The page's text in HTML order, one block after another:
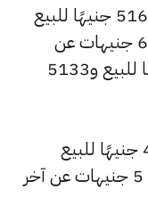
وشهد سعر عيار 22 ارتفاعًا ليصبح 5160 جنيهًا للبيع
و5139 جنيهًا للشراء، بزيادة قدرها 6 جنيهات عن
السعر السابق الذي بلغ 5160 جنيهًا للبيع و5133
وارتفع سعر عيار 21 ليصل إلى 4925 جنيهًا للبيع
و4905 جنيهًا للشراء، بزيادة قيمتها 5 جنيهات عن آخر